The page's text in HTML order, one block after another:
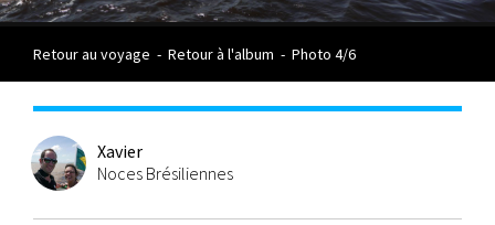
Retour au voyage - Retour à l'album - Photo 4/6
Xavier
Noces Brésiliennes